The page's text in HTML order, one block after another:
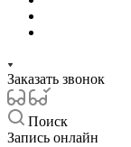
Заказать звонок
Поиск
Запись онлайн